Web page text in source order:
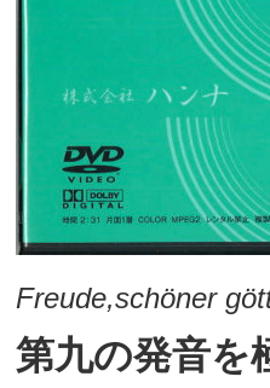
Freude,schöner
第九の発音を